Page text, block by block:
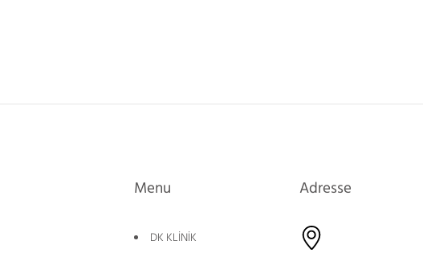
Menu
DK KLİNİK
Adresse